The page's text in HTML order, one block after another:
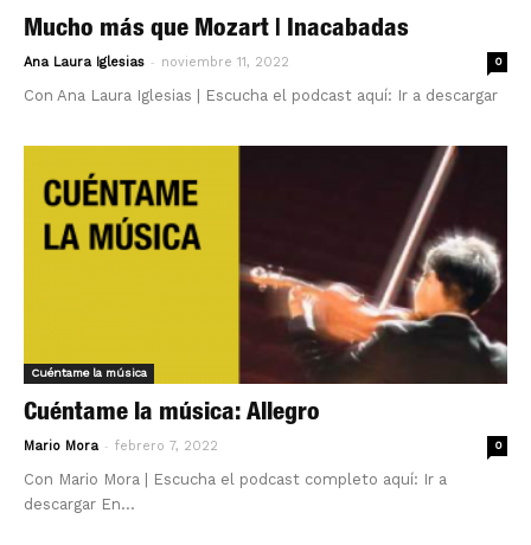
Mucho más que Mozart | Inacabadas
Ana Laura Iglesias - noviembre 11, 2022 0
Con Ana Laura Iglesias | Escucha el podcast aquí: Ir a descargar
Cuéntame la música
Cuéntame la música: Allegro
Mario Mora - febrero 7, 2022 0
Con Mario Mora | Escucha el podcast completo aquí: Ir a
descargar En...